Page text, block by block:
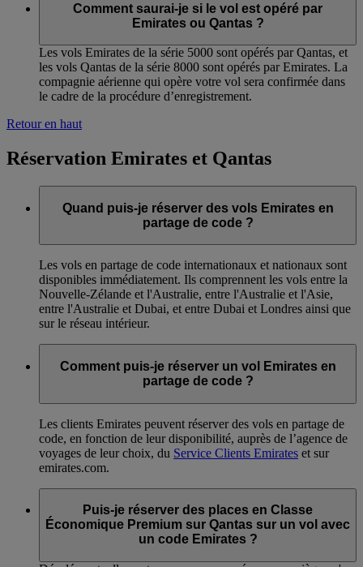
Comment saurai-je si le vol est opéré par
Emirates ou Qantas ?
Les vols Emirates de la série 5000 sont opérés par Qantas, et
les vols Qantas de la série 8000 sont opérés par Emirates. La
compagnie aérienne qui opère votre vol sera confirmée dans
le cadre de la procédure d’enregistrement.
Retour en haut
Réservation Emirates et Qantas
Quand puis-je réserver des vols Emirates en
partage de code ?
Les vols en partage de code internationaux et nationaux sont
disponibles immédiatement. Ils comprennent les vols entre la
Nouvelle-Zélande et l'Australie, entre l'Australie et l'Asie,
entre l'Australie et Dubai, et entre Dubai et Londres ainsi que
sur le réseau intérieur.
Comment puis-je réserver un vol Emirates en
partage de code ?
Les clients Emirates peuvent réserver des vols en partage de
code, en fonction de leur disponibilité, auprès de l’agence de
voyages de leur choix, du Service Clients Emirates et sur
emirates.com.
Puis-je réserver des places en Classe
Économique Premium sur Qantas sur un vol avec
un code Emirates ?